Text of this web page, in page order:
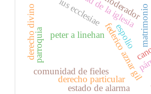
peter a linehanfederico aznar gilmatrimonio
derecho particular
comunidad de fieles
moderador
parroquia
estado de alarma
derecho divino ius ecclesiae
espolio